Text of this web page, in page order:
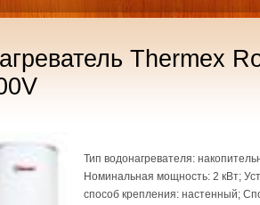
Thermex
Тип водонагревателя:
Номинальная мощность: 2 кВт;
способ крепления: настенный;